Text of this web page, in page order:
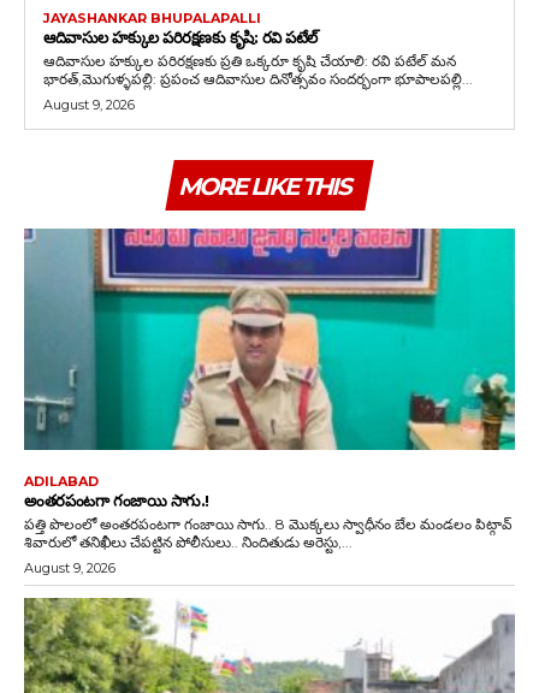
JAYASHANKAR BHUPALAPALLI
ఆదివాసుల హక్కుల పరిరక్షణకు కృషి: రవి పటేల్
ఆదివాసుల హక్కుల పరిరక్షణకు ప్రతి ఒక్కరూ కృషి చేయాలి: రవి పటేల్ మన
భారత్,మొగుళ్ళపల్లి: ప్రపంచ ఆదివాసుల దినోత్సవం సందర్భంగా భూపాలపల్లి...
August 9, 2026
MORE LIKE THIS
ADILABAD
అంతరపంటగా గంజాయి సాగు.!
పత్తి పొలంలో అంతరపంటగా గంజాయి సాగు.. 8 మొక్కలు స్వాధీనం బేల మండలం పిట్గావ్
శివారులో తనిఖీలు చేపట్టిన పోలీసులు.. నిందితుడు అరెస్టు,...
August 9, 2026